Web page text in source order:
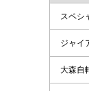
スペシ
ジャイ
大森自